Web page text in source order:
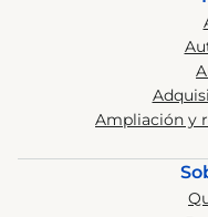
Ampliación y